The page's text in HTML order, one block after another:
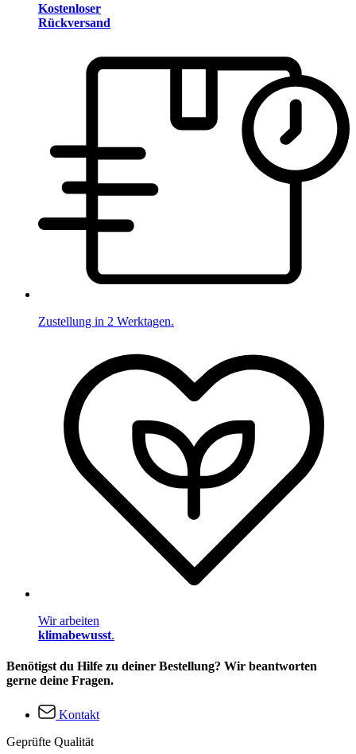
Kostenloser
Rückversand
Zustellung in 2 Werktagen.
Wir arbeiten
klimabewusst.
Benötigst du Hilfe zu deiner Bestellung? Wir beantworten
gerne deine Fragen.
Kontakt
Geprüfte Qualität